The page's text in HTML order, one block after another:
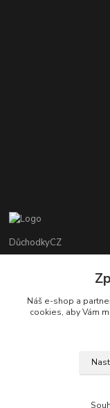
DůchodkyCZ
+420 412384749
Náš e-shop a
cookies, aby Vám